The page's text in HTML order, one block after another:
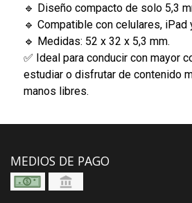
🔹 Diseño compacto de solo 5,3
🔹 Compatible con celulares, iPad
🔹 Medidas: 52 x 32 x 5,3 mm.
✅ Ideal para conducir con mayor
estudiar o disfrutar de contenido
manos libres.
MEDIOS DE PAGO